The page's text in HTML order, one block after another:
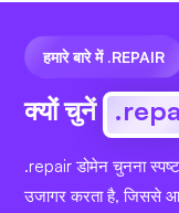
हमारे बारे में .REPAIR
क्यों चुनें
.repair डोमेन चुनना
उजागर करता है, जिससे